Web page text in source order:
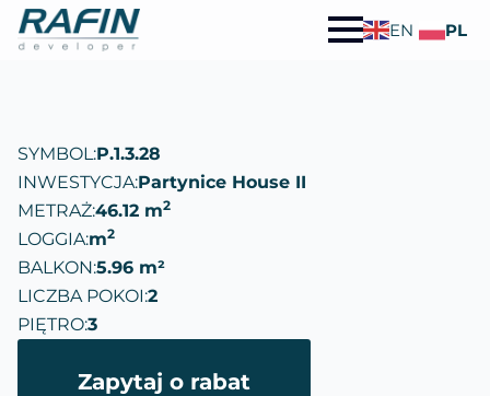
EN PL
SYMBOL:P.1.3.28
INWESTYCJA:Partynice House II
METRAŻ:46.12 m2
LOGGIA:m2
BALKON:5.96 m²
LICZBA POKOI:2
PIĘTRO:3
Zapytaj o rabat